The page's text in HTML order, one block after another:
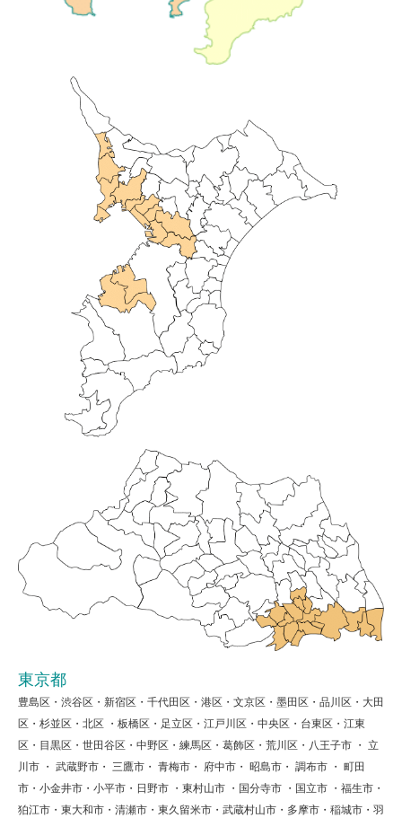
東京都
豊島区・渋谷区・新宿区・千代田区・港区・文京区・墨田区・品川区・大田
区・杉並区・北区 ・板橋区・足立区・江戸川区・中央区・台東区・江東
区・目黒区・世田谷区・中野区・練馬区・葛飾区・荒川区・八王子市 ・ 立
川市 ・ 武蔵野市・ 三鷹市・ 青梅市・ 府中市・ 昭島市・ 調布市 ・ 町田
市・小金井市・小平市・日野市 ・東村山市 ・国分寺市 ・国立市 ・福生市・
狛江市・東大和市・清瀬市・東久留米市・武蔵村山市・多摩市・稲城市・羽